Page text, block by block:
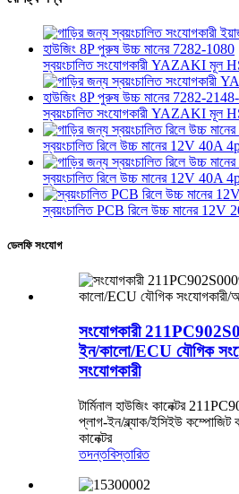
স্বয়ংচালিত সংযোগকারী YAZAKI মূল
স্বয়ংচালিত সংযোগকারী YAZAKI মূল
স্বয়ংচালিত রিলে উচ্চ মানের 12V 40A
স্বয়ংচালিত রিলে উচ্চ মানের 12V 40A
স্বয়ংচালিত PCB রিলে উচ্চ মানের
ডেলফি সংযোগ
সংযোগকারী
ইন/কালো/ECU যৌগিক
সংযোগকারী
টার্মিনাল হাউজিং কানেক্টর
প্লাগ-ইন/ব্ল্যাক/ইসিইউ কম্পোজিট
কানেক্টর
তদন্তবিস্তারিত